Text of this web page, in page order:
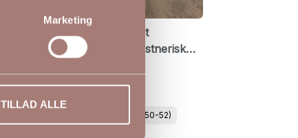
Marketing
TILLAD ALLE
Studio Solenne elegant
tunikakjole med et kunstnerisk
STUDIO
L (50-52)